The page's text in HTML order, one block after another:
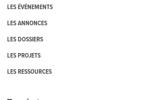
LES ÉVÉNEMENTS
LES ANNONCES
LES DOSSIERS
LES PROJETS
LES RESSOURCES